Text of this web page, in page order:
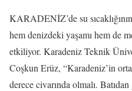
KARADENİZ’de su
hem denizdeki yaşamı hem de
etkiliyor. Karadeniz Teknik
Coşkun Erüz, “Karadeniz’in
derece civarında olmalı.